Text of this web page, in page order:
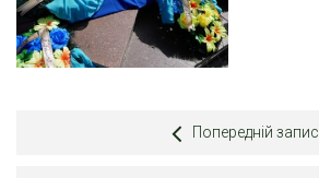
Попередній запис